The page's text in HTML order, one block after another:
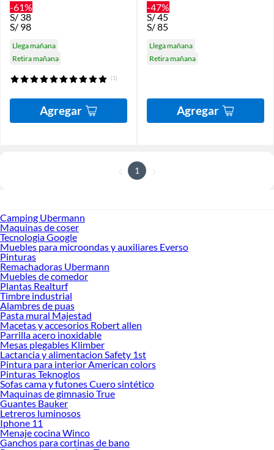
-61%
S/38
S/ 98
Llega mañana
Retira mañana
(1)
Agregar
-47%
S/45
S/85
Llega mañana
Retira mañana
Agregar
1
Camping Ubermann
Maquinas de coser
Tecnologia Google
Muebles para microondas y auxiliares Everso
Pinturas
Remachadoras Ubermann
Muebles de comedor
Plantas Realturf
Timbre industrial
Alambres de puas
Pasta mural Majestad
Macetas y accesorios Robert allen
Parrilla acero inoxidable
Mesas plegables Klimber
Lactancia y alimentacion Safety 1st
Pintura para interior American colors
Pinturas Teknoglos
Sofas cama y futones Cuero sintético
Maquinas de gimnasio True
Guantes Bauker
Letreros luminosos
Iphone 11
Menaje cocina Winco
Ganchos para cortinas de bano